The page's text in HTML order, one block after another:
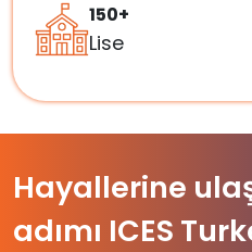
150+
Lise
Hayallerine
adımı ICES